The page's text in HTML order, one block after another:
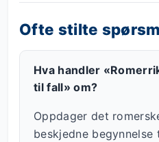
Ofte stilte
Hva handler
til fall» om?
Oppdager det
beskjedne